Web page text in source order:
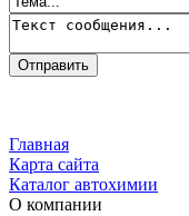
Главная
Карта сайта
Каталог автохимии
О компании